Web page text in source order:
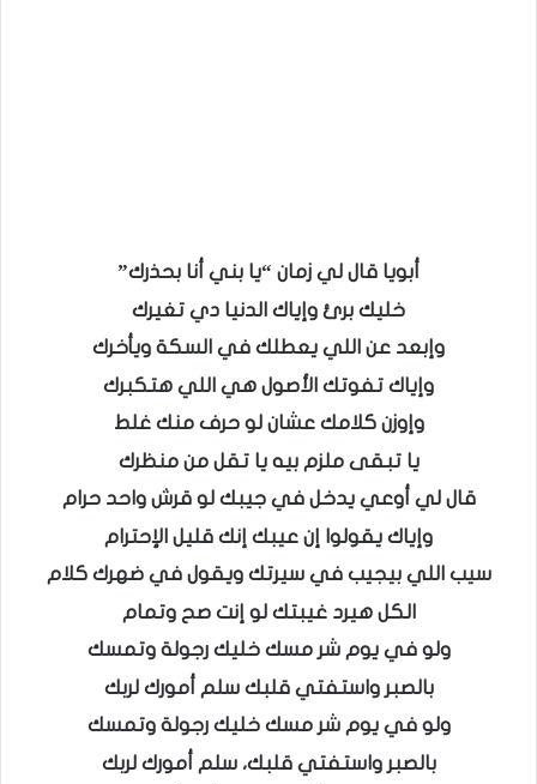
أبويا قال لي زمان “يا بني أنا بحذرك”
خليك برئ وإياك الدنيا دي تغيرك
وإبعد عن اللي يعطلك في السكة ويأخرك
وإياك تفوتك الأصول هي اللي هتكبرك
وإوزن كلامك عشان لو حرف منك غلط
يا تبقى ملزم بيه يا تقل من منظرك
قال لي أوعي يدخل في جيبك لو قرش واحد حرام
وإياك يقولوا إن عيبك إنك قليل الإحترام
سيب اللي بيجيب في سيرتك ويقول في ضهرك كلام
الكل هيرد غيبتك لو إنت صح وتمام
ولو في يوم شر مسك خليك رجولة وتمسك
بالصبر واستفتي قلبك سلم أمورك لربك
ولو في يوم شر مسك خليك رجولة وتمسك
بالصبر واستفتي قلبك، سلم أمورك لربك